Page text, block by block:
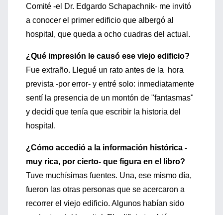
Comité -el Dr. Edgardo Schapachnik- me invitó
a conocer el primer edificio que albergó al
hospital, que queda a ocho cuadras del actual.
¿Qué impresión le causó ese viejo edificio?
Fue extraño. Llegué un rato antes de la hora
prevista -por error- y entré solo: inmediatamente
sentí la presencia de un montón de "fantasmas"
y decidí que tenía que escribir la historia del
hospital.
¿Cómo accedió a la información histórica -
muy rica, por cierto- que figura en el libro?
Tuve muchísimas fuentes. Una, ese mismo día,
fueron las otras personas que se acercaron a
recorrer el viejo edificio. Algunos habían sido